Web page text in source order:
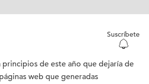
Suscríbete
de este año que dejaría de
web que generadas